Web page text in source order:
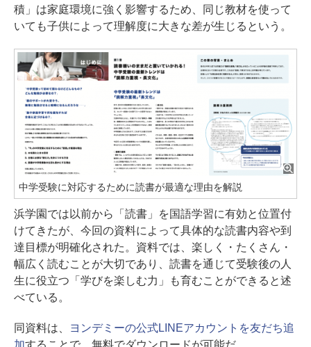
積」は家庭環境に強く影響するため、同じ教材を使って
いても子供によって理解度に大きな差が生じるという。
中学受験に対応するために読書が最適な理由を解説
浜学園では以前から「読書」を国語学習に有効と位置付
けてきたが、今回の資料によって具体的な読書内容や到
達目標が明確化された。資料では、楽しく・たくさん・
幅広く読むことが大切であり、読書を通じて受験後の人
生に役立つ「学びを楽しむ力」も育むことができると述
べている。
同資料は、
ヨンデミーの公式LINEアカウントを友だち追
加することで、無料でダウンロードが可能だ。